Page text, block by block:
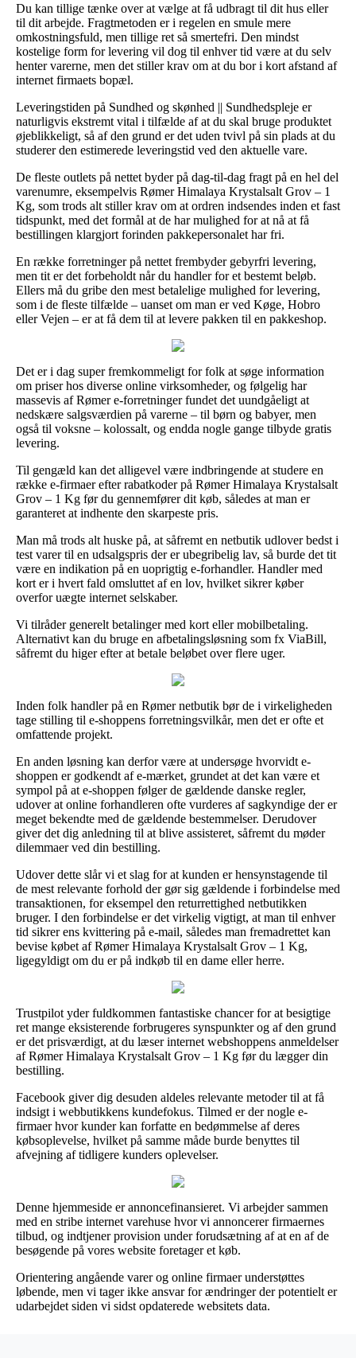
Du kan tillige tænke over at vælge at få udbragt til dit hus eller
til dit arbejde. Fragtmetoden er i regelen en smule mere
omkostningsfuld, men tillige ret så smertefri. Den mindst
kostelige form for levering vil dog til enhver tid være at du selv
henter varerne, men det stiller krav om at du bor i kort afstand af
internet firmaets bopæl.
Leveringstiden på Sundhed og skønhed || Sundhedspleje er
naturligvis ekstremt vital i tilfælde af at du skal bruge produktet
øjeblikkeligt, så af den grund er det uden tvivl på sin plads at du
studerer den estimerede leveringstid ved den aktuelle vare.
De fleste outlets på nettet byder på dag-til-dag fragt på en hel del
varenumre, eksempelvis Rømer Himalaya Krystalsalt Grov – 1
Kg, som trods alt stiller krav om at ordren indsendes inden et fast
tidspunkt, med det formål at de har mulighed for at nå at få
bestillingen klargjort forinden pakkepersonalet har fri.
En række forretninger på nettet frembyder gebyrfri levering,
men tit er det forbeholdt når du handler for et bestemt beløb.
Ellers må du gribe den mest betalelige mulighed for levering,
som i de fleste tilfælde – uanset om man er ved Køge, Hobro
eller Vejen – er at få dem til at levere pakken til en pakkeshop.
Det er i dag super fremkommeligt for folk at søge information
om priser hos diverse online virksomheder, og følgelig har
massevis af Rømer e-forretninger fundet det uundgåeligt at
nedskære salgsværdien på varerne – til børn og babyer, men
også til voksne – kolossalt, og endda nogle gange tilbyde gratis
levering.
Til gengæld kan det alligevel være indbringende at studere en
række e-firmaer efter rabatkoder på Rømer Himalaya Krystalsalt
Grov – 1 Kg før du gennemfører dit køb, således at man er
garanteret at indhente den skarpeste pris.
Man må trods alt huske på, at såfremt en netbutik udlover bedst i
test varer til en udsalgspris der er ubegribelig lav, så burde det tit
være en indikation på en uoprigtig e-forhandler. Handler med
kort er i hvert fald omsluttet af en lov, hvilket sikrer køber
overfor uægte internet selskaber.
Vi tilråder generelt betalinger med kort eller mobilbetaling.
Alternativt kan du bruge en afbetalingsløsning som fx ViaBill,
såfremt du higer efter at betale beløbet over flere uger.
Inden folk handler på en Rømer netbutik bør de i virkeligheden
tage stilling til e-shoppens forretningsvilkår, men det er ofte et
omfattende projekt.
En anden løsning kan derfor være at undersøge hvorvidt e-
shoppen er godkendt af e-mærket, grundet at det kan være et
sympol på at e-shoppen følger de gældende danske regler,
udover at online forhandleren ofte vurderes af sagkyndige der er
meget bekendte med de gældende bestemmelser. Derudover
giver det dig anledning til at blive assisteret, såfremt du møder
dilemmaer ved din bestilling.
Udover dette slår vi et slag for at kunden er hensynstagende til
de mest relevante forhold der gør sig gældende i forbindelse med
transaktionen, for eksempel den returrettighed netbutikken
bruger. I den forbindelse er det virkelig vigtigt, at man til enhver
tid sikrer ens kvittering på e-mail, således man fremadrettet kan
bevise købet af Rømer Himalaya Krystalsalt Grov – 1 Kg,
ligegyldigt om du er på indkøb til en dame eller herre.
Trustpilot yder fuldkommen fantastiske chancer for at besigtige
ret mange eksisterende forbrugeres synspunkter og af den grund
er det prisværdigt, at du læser internet webshoppens anmeldelser
af Rømer Himalaya Krystalsalt Grov – 1 Kg før du lægger din
bestilling.
Facebook giver dig desuden aldeles relevante metoder til at få
indsigt i webbutikkens kundefokus. Tilmed er der nogle e-
firmaer hvor kunder kan forfatte en bedømmelse af deres
købsoplevelse, hvilket på samme måde burde benyttes til
afvejning af tidligere kunders oplevelser.
Denne hjemmeside er annoncefinansieret. Vi arbejder sammen
med en stribe internet varehuse hvor vi annoncerer firmaernes
tilbud, og indtjener provision under forudsætning af at en af de
besøgende på vores website foretager et køb.
Orientering angående varer og online firmaer understøttes
løbende, men vi tager ikke ansvar for ændringer der potentielt er
udarbejdet siden vi sidst opdaterede websitets data.